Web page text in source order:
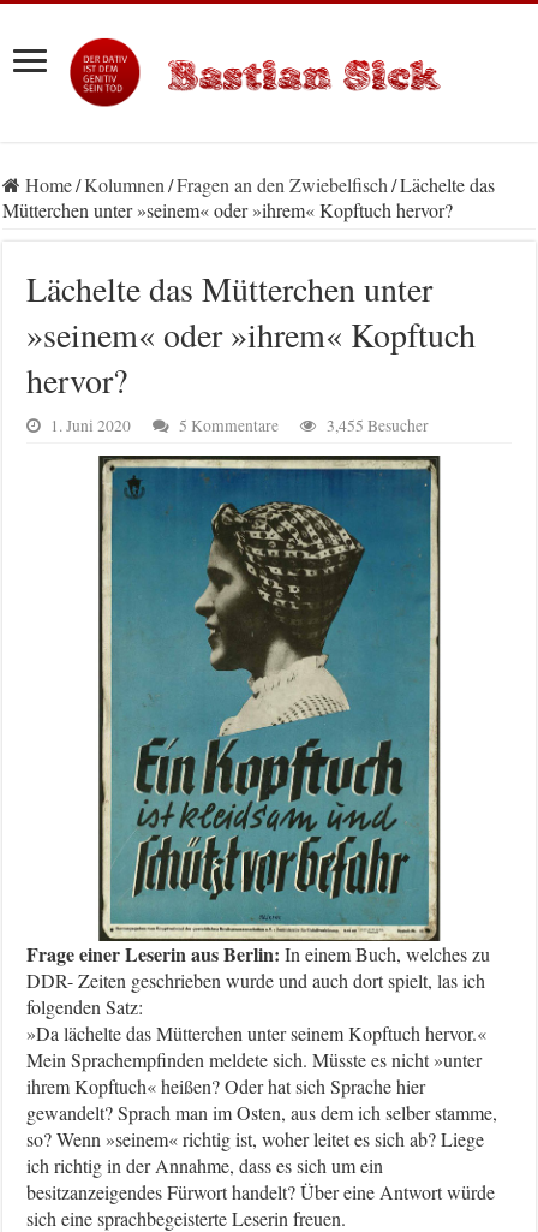
Home/Kolumnen/Fragen an den Zwiebelfisch/Lächelte das
Mütterchen unter »seinem« oder »ihrem« Kopftuch hervor?
Lächelte das Mütterchen unter
»seinem« oder »ihrem« Kopftuch
hervor?
1. Juni 2020 5 Kommentare 3,455 Besucher
Frage einer Leserin aus Berlin: In einem Buch, welches zu
DDR- Zeiten geschrieben wurde und auch dort spielt, las ich
folgenden Satz:
»Da lächelte das Mütterchen unter seinem Kopftuch hervor.«
Mein Sprachempfinden meldete sich. Müsste es nicht »unter
ihrem Kopftuch« heißen? Oder hat sich Sprache hier
gewandelt? Sprach man im Osten, aus dem ich selber stamme,
so? Wenn »seinem« richtig ist, woher leitet es sich ab? Liege
ich richtig in der Annahme, dass es sich um ein
besitzanzeigendes Fürwort handelt? Über eine Antwort würde
sich eine sprachbegeisterte Leserin freuen.